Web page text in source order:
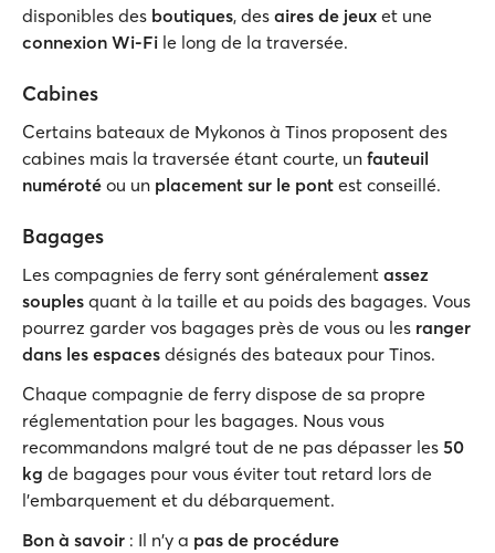
disponibles des boutiques, des aires de jeux et une
connexion Wi-Fi le long de la traversée.
Cabines
Certains bateaux de Mykonos à Tinos proposent des
cabines mais la traversée étant courte, un fauteuil
numéroté ou un placement sur le pont est conseillé.
Bagages
Les compagnies de ferry sont généralement assez
souples quant à la taille et au poids des bagages. Vous
pourrez garder vos bagages près de vous ou les ranger
dans les espaces désignés des bateaux pour Tinos.
Chaque compagnie de ferry dispose de sa propre
réglementation pour les bagages. Nous vous
recommandons malgré tout de ne pas dépasser les 50
kg de bagages pour vous éviter tout retard lors de
l'embarquement et du débarquement.
Bon à savoir : Il n'y a pas de procédure